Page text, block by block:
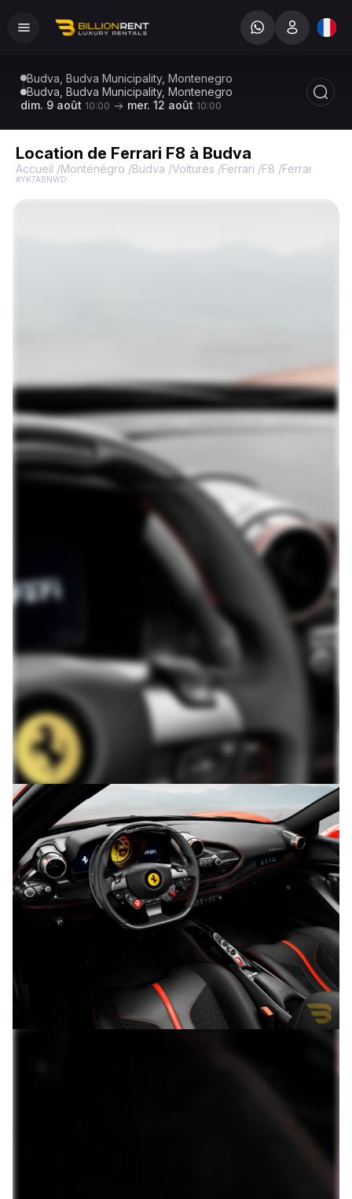
Budva, Budva Municipality, Montenegro
Budva, Budva Municipality, Montenegro
dim. 9 août 10:00 mer. 12 août 10:00
Location de Ferrari F8 à Budva
Accueil /Monténégro /Budva /Voitures /Ferrari /F8 /Ferrari F8
#YK7ABNWD